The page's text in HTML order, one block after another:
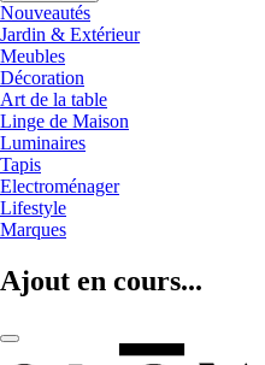
Nouveautés
Jardin & Extérieur
Meubles
Décoration
Art de la table
Linge de Maison
Luminaires
Tapis
Electroménager
Lifestyle
Marques
Ajout en cours...